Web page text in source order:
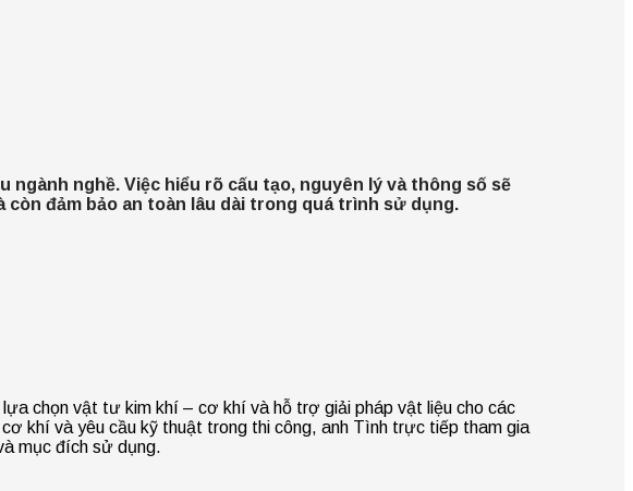
nghề. Việc hiểu rõ cấu tạo, nguyên lý và thông số sẽ
đảm bảo an toàn lâu dài trong quá trình sử dụng.
chọn vật tư kim khí – cơ khí và hỗ trợ giải pháp vật liệu cho các
khí và yêu cầu kỹ thuật trong thi công, anh Tình trực tiếp tham gia
mục đích sử dụng.